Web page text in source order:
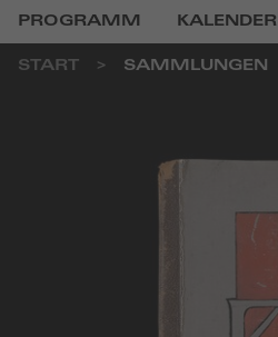
PROGRAMM KALENDER
START SAMMLUNGEN